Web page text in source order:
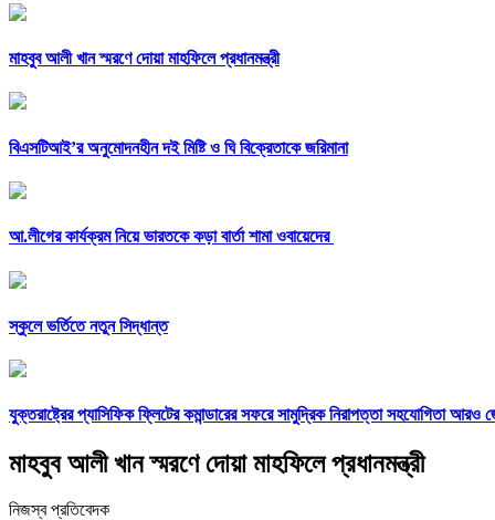
মাহবুব আলী খান স্মরণে দোয়া মাহফিলে প্রধানমন্ত্রী
বিএসটিআই’র অনুমোদনহীন দই মিষ্টি ও ঘি বিক্রেতাকে জরিমানা
আ.লীগের কার্যক্রম নিয়ে ভারতকে কড়া বার্তা শামা ওবায়েদের
স্কুলে ভর্তিতে নতুন সিদ্ধান্ত
যুক্তরাষ্ট্রের প্যাসিফিক ফ্লিটের কমান্ডারের সফরে সামুদ্রিক নিরাপত্তা সহযোগিতা আরও
মাহবুব আলী খান স্মরণে দোয়া মাহফিলে প্রধানমন্ত্রী
নিজস্ব প্রতিবেদক